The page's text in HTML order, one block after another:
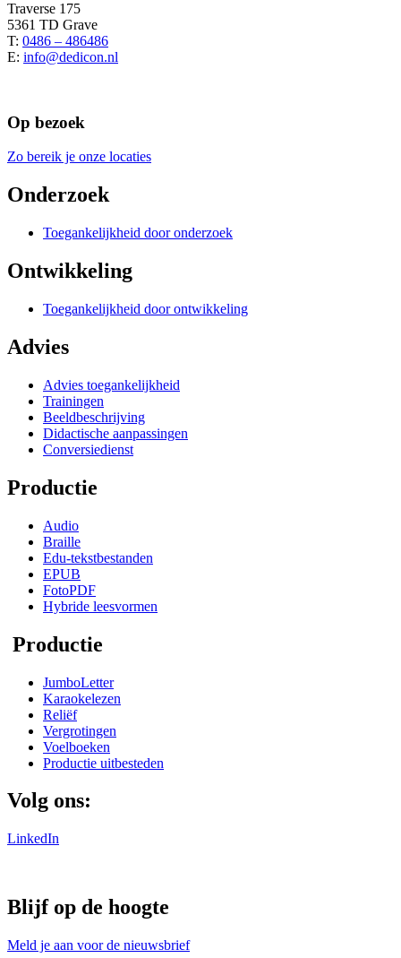
Traverse 175
5361 TD Grave
T: 0486 – 486486
E: info@dedicon.nl
Op bezoek
Zo bereik je onze locaties
Onderzoek
Toegankelijkheid door onderzoek
Ontwikkeling
Toegankelijkheid door ontwikkeling
Advies
Advies toegankelijkheid
Trainingen
Beeldbeschrijving
Didactische aanpassingen
Conversiedienst
Productie
Audio
Braille
Edu-tekstbestanden
EPUB
FotoPDF
Hybride leesvormen
Productie
JumboLetter
Karaokelezen
Reliëf
Vergrotingen
Voelboeken
Productie uitbesteden
Volg ons:
LinkedIn
Blijf op de hoogte
Meld je aan voor de nieuwsbrief